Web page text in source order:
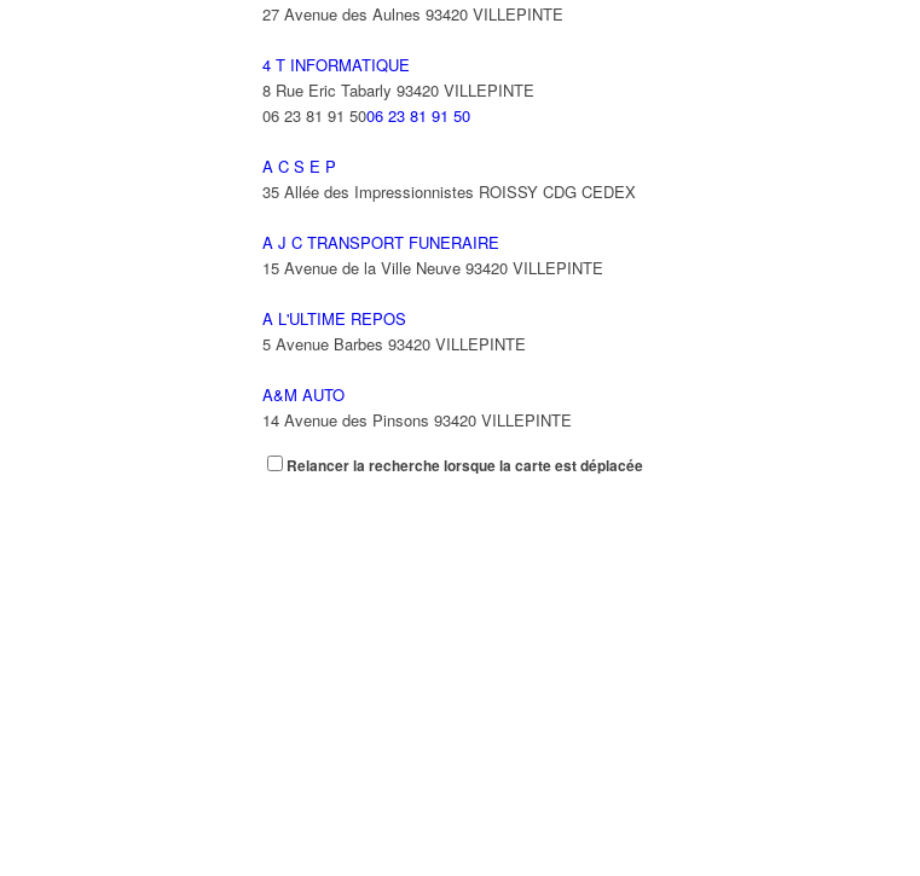
27 Avenue des Aulnes 93420 VILLEPINTE
4 T INFORMATIQUE
8 Rue Eric Tabarly 93420 VILLEPINTE
06 23 81 91 5006 23 81 91 50
A C S E P
35 Allée des Impressionnistes ROISSY CDG CEDEX
A J C TRANSPORT FUNERAIRE
15 Avenue de la Ville Neuve 93420 VILLEPINTE
A L'ULTIME REPOS
5 Avenue Barbes 93420 VILLEPINTE
A&M AUTO
14 Avenue des Pinsons 93420 VILLEPINTE
A&N EXPORTS LTD
Relancer la recherche lorsque la carte est déplacée